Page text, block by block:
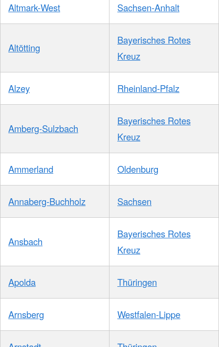
Altmark-West Sachsen-Anhalt
Altötting
Bayerisches Rotes
Kreuz
Alzey Rheinland-Pfalz
Amberg-Sulzbach
Bayerisches Rotes
Kreuz
Ammerland Oldenburg
Annaberg-Buchholz Sachsen
Ansbach
Bayerisches Rotes
Kreuz
Apolda Thüringen
Arnsberg Westfalen-Lippe